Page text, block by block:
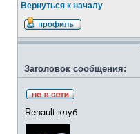
Вернуться к началу
Заголовок сообщения:
Renault-клуб